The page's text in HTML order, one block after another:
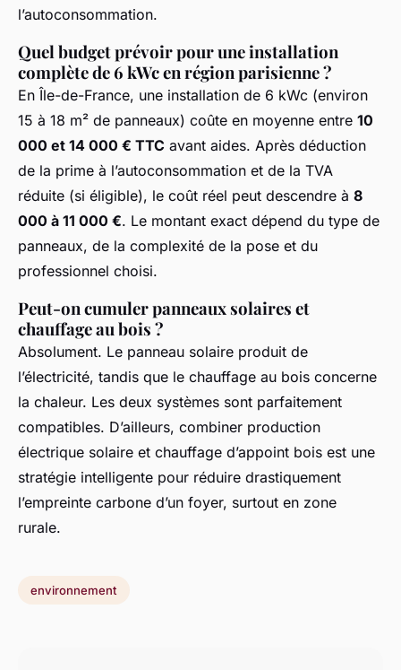
l’autoconsommation.
Quel budget prévoir pour une installation
complète de 6 kWc en région parisienne ?
En Île-de-France, une installation de 6 kWc (environ
15 à 18 m² de panneaux) coûte en moyenne entre 10
000 et 14 000 € TTC avant aides. Après déduction
de la prime à l’autoconsommation et de la TVA
réduite (si éligible), le coût réel peut descendre à 8
000 à 11 000 €. Le montant exact dépend du type de
panneaux, de la complexité de la pose et du
professionnel choisi.
Peut-on cumuler panneaux solaires et
chauffage au bois ?
Absolument. Le panneau solaire produit de
l’électricité, tandis que le chauffage au bois concerne
la chaleur. Les deux systèmes sont parfaitement
compatibles. D’ailleurs, combiner production
électrique solaire et chauffage d’appoint bois est une
stratégie intelligente pour réduire drastiquement
l’empreinte carbone d’un foyer, surtout en zone
rurale.
environnement